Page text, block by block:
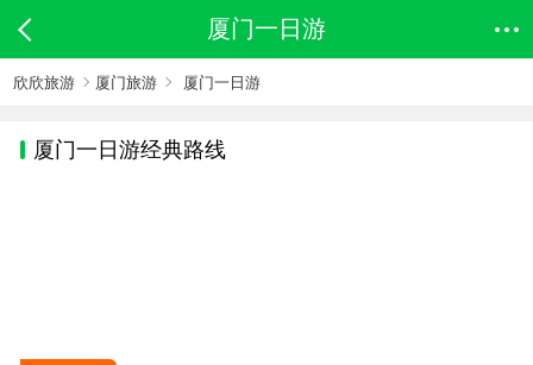
厦门一日游
欣欣旅游 厦门旅游 厦门一日游
厦门一日游经典路线